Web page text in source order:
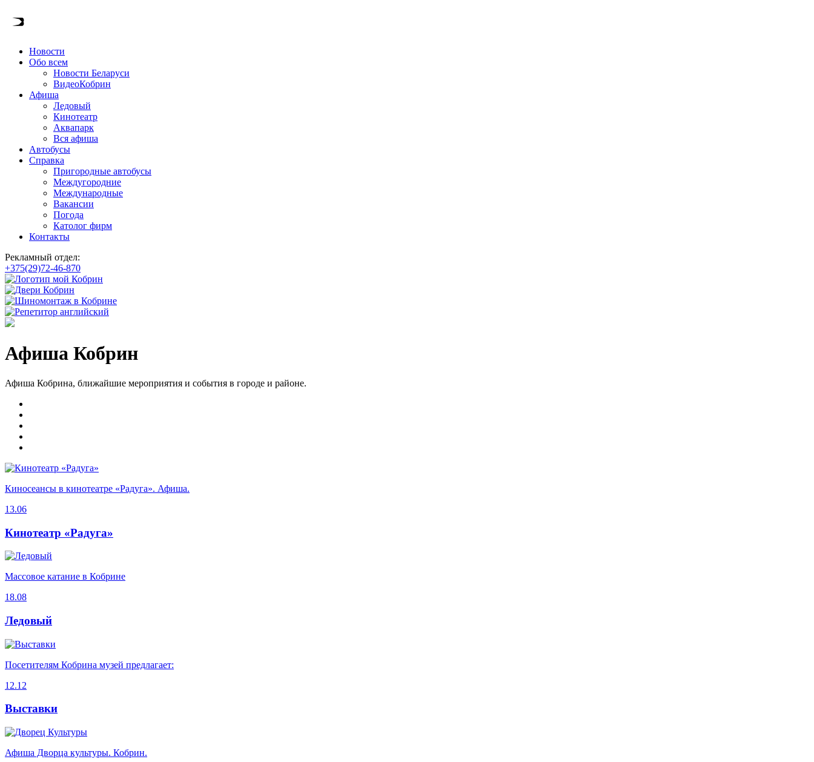
Новости
Обо всем
Новости Беларуси
ВидеоКобрин
Афиша
Ледовый
Кинотеатр
Аквапарк
Вся афиша
Автобусы
Справка
Пригородные автобусы
Междугородние
Международные
Вакансии
Погода
Католог фирм
Контакты
Рекламный отдел:
+375(29)72-46-870
Афиша Кобрин
Афиша Кобрина, ближайшие мероприятия и события в городе и районе.
Киносеансы в кинотеатре «Радуга». Афиша.
13.06
Кинотеатр «Радуга»
Массовое катание в Кобрине
18.08
Ледовый
Посетителям Кобрина музей предлагает:
12.12
Выставки
Афиша Дворца культуры. Кобрин.